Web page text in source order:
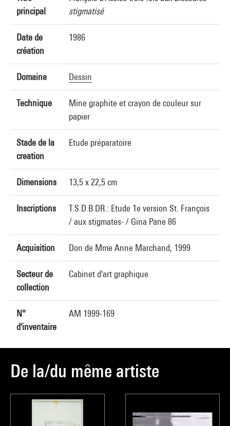
principal
stigmatisé
Date de
création
1986
Domaine Dessin
Technique
Mine graphite et crayon de couleur sur
papier
Stade de la
creation
Etude préparatoire
Dimensions 13,5 x 22,5 cm
Inscriptions
T.S.D.B.DR.: Etude 1e version St. François
/ aux stigmates- / Gina Pane 86
Acquisition Don de Mme Anne Marchand, 1999
Secteur de
collection
Cabinet d'art graphique
N°
d'inventaire
AM 1999-169
De la/du même artiste